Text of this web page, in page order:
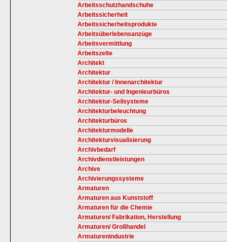
Arbeitsschutzhandschuhe
Arbeitssicherheit
Arbeitssicherheitsprodukte
Arbeitsüberlebensanzüge
Arbeitsvermittlung
Arbeitszelte
Architekt
Architektur
Architektur / Innenarchitektur
Architektur- und Ingenieurbüros
Architektur-Seilsysteme
Architekturbeleuchtung
Architekturbüros
Architekturmodelle
Architekturvisualisierung
Archivbedarf
Archivdienstleistungen
Archive
Archivierungssysteme
Armaturen
Armaturen aus Kunststoff
Armaturen für die Chemie
Armaturen/ Fabrikation, Herstellung
Armaturen/ Großhandel
Armaturenindustrie